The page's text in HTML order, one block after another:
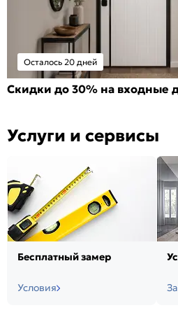
Осталось 20 дней
Скидки до 30% на входные
Услуги и сервисы
Бесплатный замер
Условия